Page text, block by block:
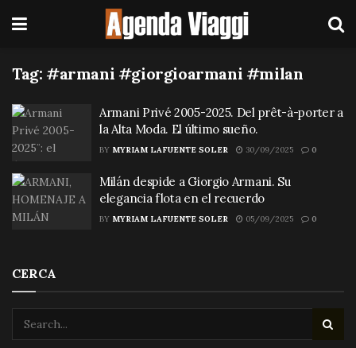
Tag: #armani #giorgioarmani #milan
Armani Privé 2005-2025. Del prêt-à-porter a
la Alta Moda. El último sueño.
BY MYRIAM LAFUENTE SOLER 30/09/2025 0
Milán despide a Giorgio Armani. Su
elegancia flota en el recuerdo
BY MYRIAM LAFUENTE SOLER 05/09/2025 0
CERCA